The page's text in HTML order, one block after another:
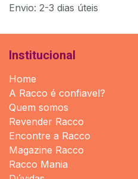
Envio: 2-3 dias úteis
Institucional
Home
A Racco é confiavel?
Quem somos
Revender Racco
Encontre a Racco
Magazine Racco
Racco Mania